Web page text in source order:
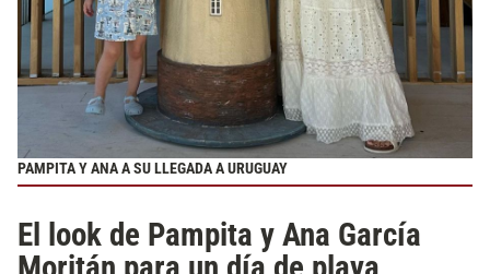
PAMPITA Y ANA A SU LLEGADA A URUGUAY
El look de Pampita y Ana García